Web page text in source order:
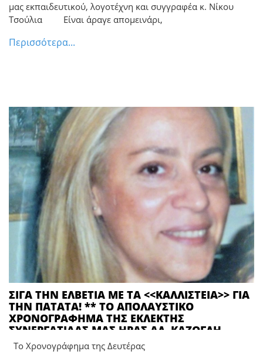
μας εκπαιδευτικού, λογοτέχνη και συγγραφέα κ. Νίκου
Τσούλια Είναι άραγε απομεινάρι,
Περισσότερα...
ΣΙΓΑ ΤΗΝ ΕΛΒΕΤΙΑ ΜΕ ΤΑ <<ΚΑΛΛΙΣΤΕΙΑ>> ΓΙΑ
ΤΗΝ ΠΑΤΑΤΑ! ** ΤΟ ΑΠΟΛΑΥΣΤΙΚΟ
ΧΡΟΝΟΓΡΑΦΗΜΑ ΤΗΣ ΕΚΛΕΚΤΗΣ
ΣΥΝΕΡΓΑΤΙΔΑΣ ΜΑΣ ΗΡΑΣ ΑΛ. ΚΑΖΟΓΛΗ
Το Χρονογράφημα της Δευτέρας